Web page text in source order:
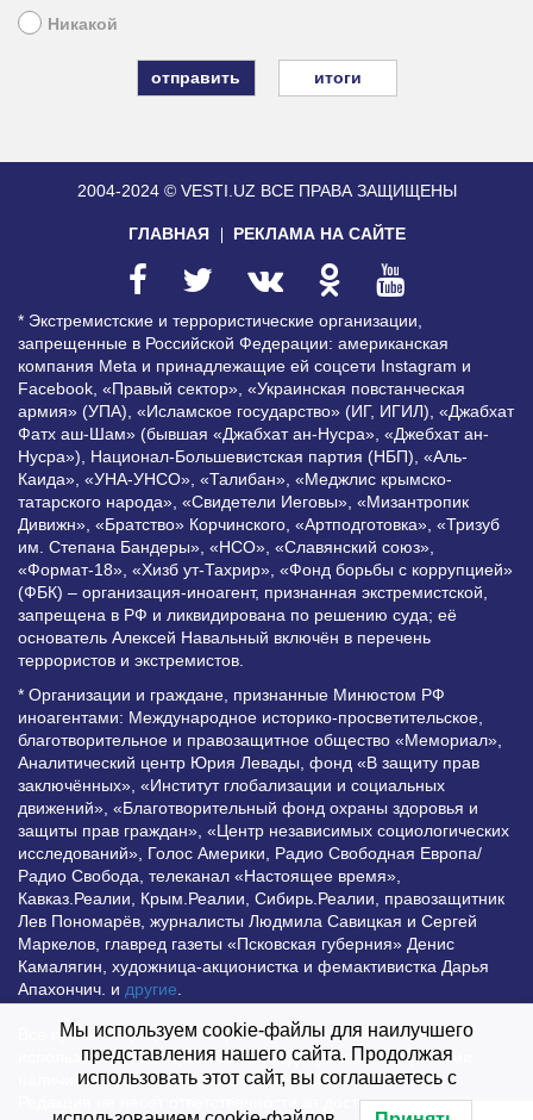
Никакой
итоги
2004-2024 © VESTI.UZ ВСЕ ПРАВА ЗАЩИЩЕНЫ
ГЛАВНАЯ РЕКЛАМА НА САЙТЕ
* Экстремистские и террористические организации,
запрещенные в Российской Федерации: американская
компания Meta и принадлежащие ей соцсети Instagram и
Facebook, «Правый сектор», «Украинская повстанческая
армия» (УПА), «Исламское государство» (ИГ, ИГИЛ), «Джабхат
Фатх аш-Шам» (бывшая «Джабхат ан-Нусра», «Джебхат ан-
Нусра»), Национал-Большевистская партия (НБП), «Аль-
Каида», «УНА-УНСО», «Талибан», «Меджлис крымско-
татарского народа», «Свидетели Иеговы», «Мизантропик
Дивижн», «Братство» Корчинского, «Артподготовка», «Тризуб
им. Степана Бандеры», «НСО», «Славянский союз»,
«Формат-18», «Хизб ут-Тахрир», «Фонд борьбы с коррупцией»
(ФБК) – организация-иноагент, признанная экстремистской,
запрещена в РФ и ликвидирована по решению суда; её
основатель Алексей Навальный включён в перечень
террористов и экстремистов.
* Организации и граждане, признанные Минюстом РФ
иноагентами: Международное историко-просветительское,
благотворительное и правозащитное общество «Мемориал»,
Аналитический центр Юрия Левады, фонд «В защиту прав
заключённых», «Институт глобализации и социальных
движений», «Благотворительный фонд охраны здоровья и
защиты прав граждан», «Центр независимых социологических
исследований», Голос Америки, Радио Свободная Европа/
Радио Свобода, телеканал «Настоящее время»,
Кавказ.Реалии, Крым.Реалии, Сибирь.Реалии, правозащитник
Лев Пономарёв, журналисты Людмила Савицкая и Сергей
Маркелов, главред газеты «Псковская губерния» Денис
Камалягин, художница-акционистка и фемактивистка Дарья
Апахончич. и другие.
Все права защищены и охраняются законом. Любое
использование материалов сайта допустимо при условии
наличия активной гиперссылки на Vesti.UZ.
Редакция не несет ответственности за достоверность
Мы используем cookie-файлы для наилучшего
представления нашего сайта. Продолжая
использовать этот сайт, вы соглашаетесь с